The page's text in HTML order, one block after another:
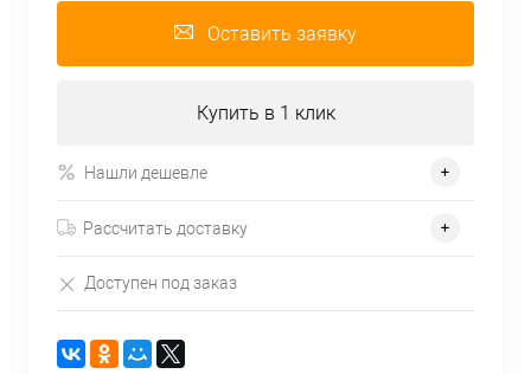
Оставить заявку
Купить в 1 клик
Нашли дешевле
Рассчитать доставку
Доступен под заказ